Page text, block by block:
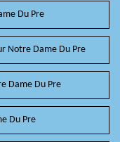
Du Pre
Notre Dame Du Pre
Dame Du Pre
Du Pre